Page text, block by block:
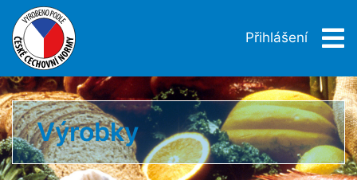
Přihlášení
Výrobky